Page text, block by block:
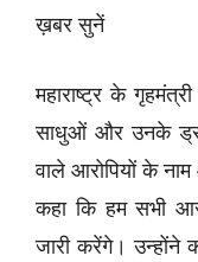
ख़बर सुनें
महाराष्ट्र के
साधुओं और उनके
वाले आरोपियों के
कहा कि हम सभी
जारी करेंगे। उन्होंने